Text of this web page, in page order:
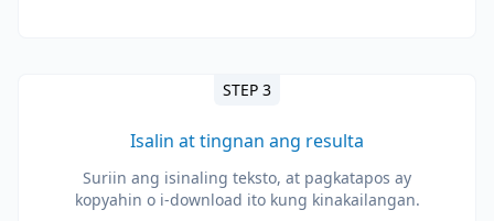
STEP 3
Isalin at tingnan ang resulta
Suriin ang isinaling teksto, at pagkatapos ay
kopyahin o i-download ito kung kinakailangan.